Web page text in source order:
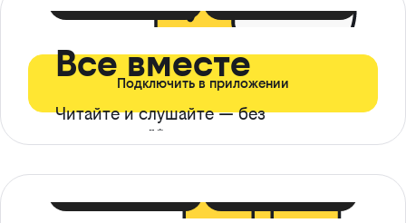
Все вместе
Читайте и слушайте — без
ограничений*
Подключить в приложении